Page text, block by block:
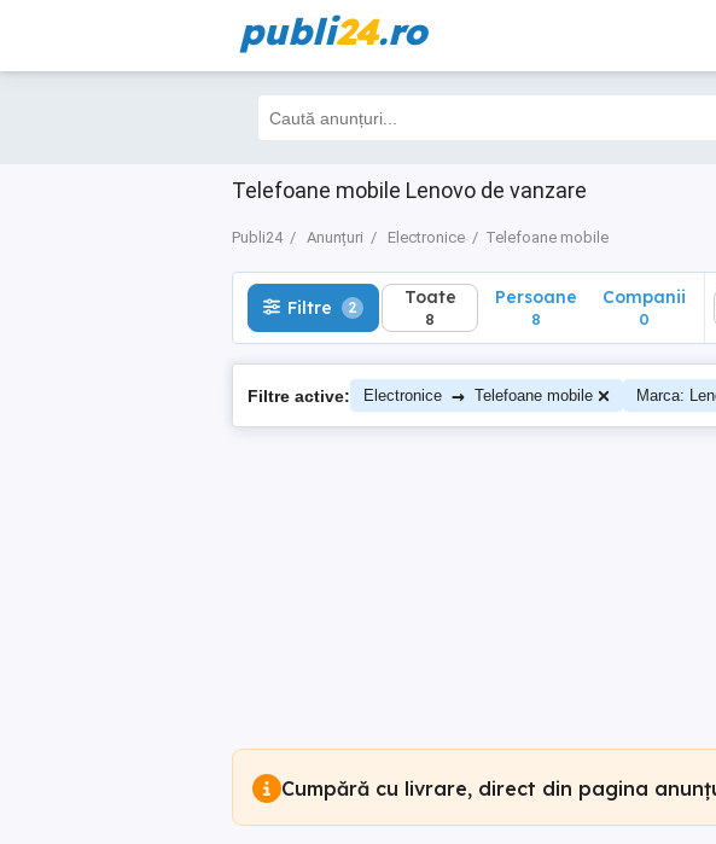
publi24.ro
Telefoane mobile Lenovo de vanzare
Publi24 Anunțuri Electronice Telefoane mobile
Filtre 2 Toate
8
Filtre 2 Toate
8
Persoane
8
Companii
0
Filtre active: Electronice → Telefoane mobile Marca:
Cumpără cu livrare, direct din pagina